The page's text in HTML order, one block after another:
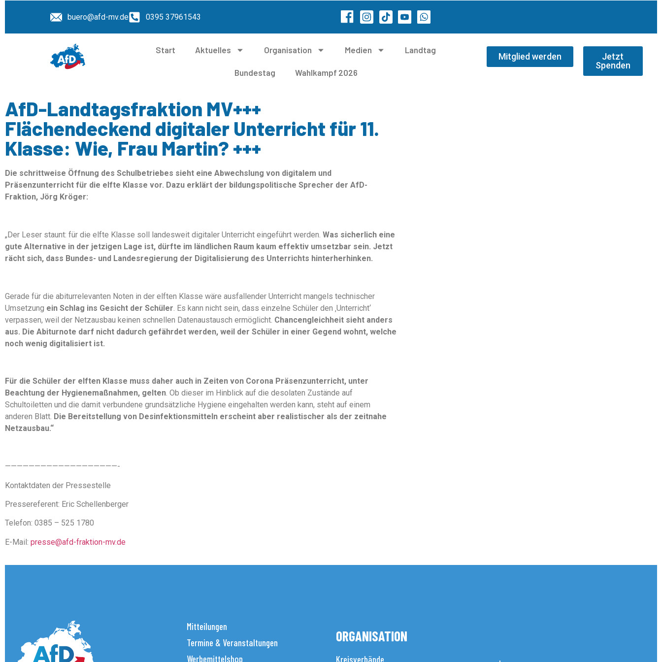
buero@afd-mv.de 0395 37961543
Start Aktuelles Organisation Medien Landtag
Bundestag Wahlkampf 2026
Mitglied werden
Jetzt
Spenden
AfD-Landtagsfraktion MV+++
Flächendeckend digitaler Unterricht für 11.
Klasse: Wie, Frau Martin? +++
Die schrittweise Öffnung des Schulbetriebes sieht eine Abwechslung von digitalem und
Präsenzunterricht für die elfte Klasse vor. Dazu erklärt der bildungspolitische Sprecher der AfD-
Fraktion, Jörg Kröger:
„Der Leser staunt: für die elfte Klasse soll landesweit digitaler Unterricht eingeführt werden. Was sicherlich eine
gute Alternative in der jetzigen Lage ist, dürfte im ländlichen Raum kaum effektiv umsetzbar sein. Jetzt
rächt sich, dass Bundes- und Landesregierung der Digitalisierung des Unterrichts hinterherhinken.
Gerade für die abiturrelevanten Noten in der elften Klasse wäre ausfallender Unterricht mangels technischer
Umsetzung ein Schlag ins Gesicht der Schüler . Es kann nicht sein, dass einzelne Schüler den ‚Unterricht‘
verpassen, weil der Netzausbau keinen schnellen Datenaustausch ermöglicht. Chancengleichheit sieht anders
aus. Die Abiturnote darf nicht dadurch gefährdet werden, weil der Schüler in einer Gegend wohnt, welche
noch wenig digitalisiert ist.
Für die Schüler der elften Klasse muss daher auch in Zeiten von Corona Präsenzunterricht, unter
Beachtung der Hygienemaßnahmen, gelten. Ob dieser im Hinblick auf die desolaten Zustände auf
Schultoiletten und die damit verbundene grundsätzliche Hygiene eingehalten werden kann, steht auf einem
anderen Blatt. Die Bereitstellung von Desinfektionsmitteln erscheint aber realistischer als der zeitnahe
Netzausbau.“
———————————————————-
Kontaktdaten der Pressestelle
Pressereferent: Eric Schellenberger
Telefon: 0385 – 525 1780
E-Mail: presse@afd-fraktion-mv.de
Mitteilungen
Termine & Veranstaltungen
Werbemittelshop
ORGANISATION
Kreisverbände